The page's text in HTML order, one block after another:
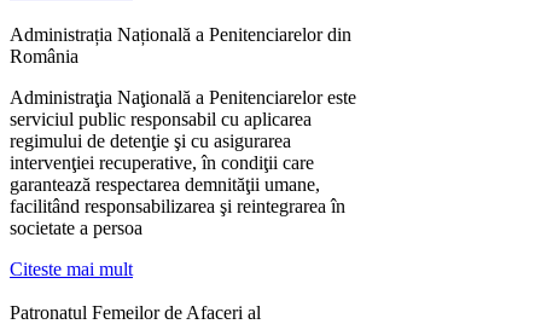
Administrația Națională a Penitenciarelor din
România
Administraţia Naţională a Penitenciarelor este
serviciul public responsabil cu aplicarea
regimului de detenţie şi cu asigurarea
intervenţiei recuperative, în condiţii care
garantează respectarea demnităţii umane,
facilitând responsabilizarea şi reintegrarea în
societate a persoa
Citeste mai mult
Patronatul Femeilor de Afaceri al